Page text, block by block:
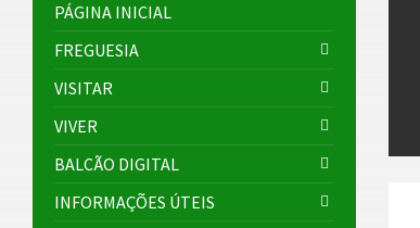
PÁGINA INICIAL
FREGUESIA
VISITAR
VIVER
BALCÃO DIGITAL
INFORMAÇÕES ÚTEIS